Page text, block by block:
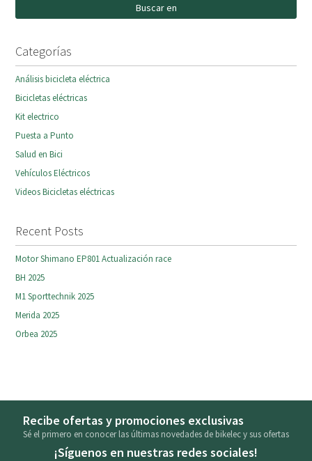
Buscar en
Categorías
Análisis bicicleta eléctrica
Bicicletas eléctricas
Kit electrico
Puesta a Punto
Salud en Bici
Vehículos Eléctricos
Videos Bicicletas eléctricas
Recent Posts
Motor Shimano EP801 Actualización race
BH 2025
M1 Sporttechnik 2025
Merida 2025
Orbea 2025
Recibe ofertas y promociones exclusivas
Sé el primero en conocer las últimas novedades de bikelec y sus ofertas
¡Síguenos en nuestras redes sociales!